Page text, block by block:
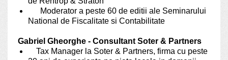
Moderator a peste 60 de editii ale Seminarului
National de Fiscalitate si Contabilitate
Gabriel Gheorghe - Consultant Soter & Partners
Tax Manager la Soter & Partners, firma cu peste